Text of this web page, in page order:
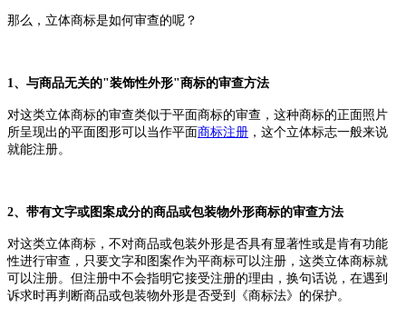
那么，立体商标是如何审查的呢？
1、 与商品无关的"装饰性外形"商标的审查方法
对这类立体商标的审查类似于平面商标的审查，这种商标的正面照片
所呈现出的平面图形可以当作平面商标注册 ，这个立体标志一般来说
就能注册。
2、带有文字或图案成分的商品或包装物外形商标的审查方法
对这类立体商标，不对商品或包装外形是否具有显著性或是肯有功能
性进行审查，只要文字和图案作为平商标可以注册，这类立体商标就
可以注册。但注册中不会指明它接受注册的理由，换句话说，在遇到
诉求时再判断商品或包装物外形是否受到《商标法》的保护。